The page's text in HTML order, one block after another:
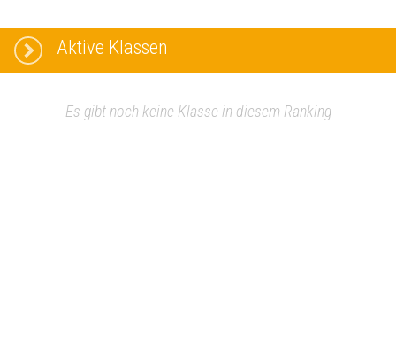
Aktive Klassen
Es gibt noch keine Klasse in diesem Ranking